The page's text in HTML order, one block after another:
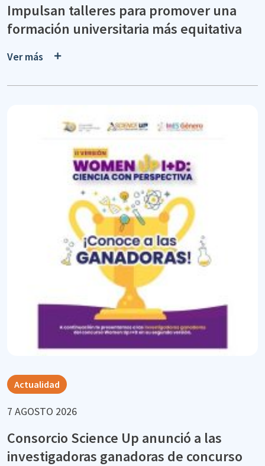
Impulsan talleres para promover una
formación universitaria más equitativa
Ver más
Actualidad
7 AGOSTO 2026
Consorcio Science Up anunció a las
investigadoras ganadoras de concurso